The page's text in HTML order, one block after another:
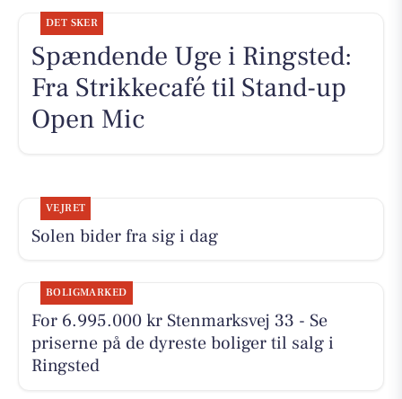
DET SKER
Spændende Uge i Ringsted:
Fra Strikkecafé til Stand-up
Open Mic
VEJRET
Solen bider fra sig i dag
BOLIGMARKED
For 6.995.000 kr Stenmarksvej 33 - Se
priserne på de dyreste boliger til salg i
Ringsted